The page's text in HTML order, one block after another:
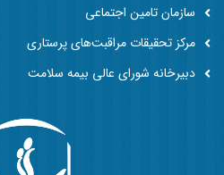
سازمان تامین اجتماعی
مرکز تحقیقات مراقبت‌های پرستاری
دبیرخانه شورای عالی بیمه سلامت